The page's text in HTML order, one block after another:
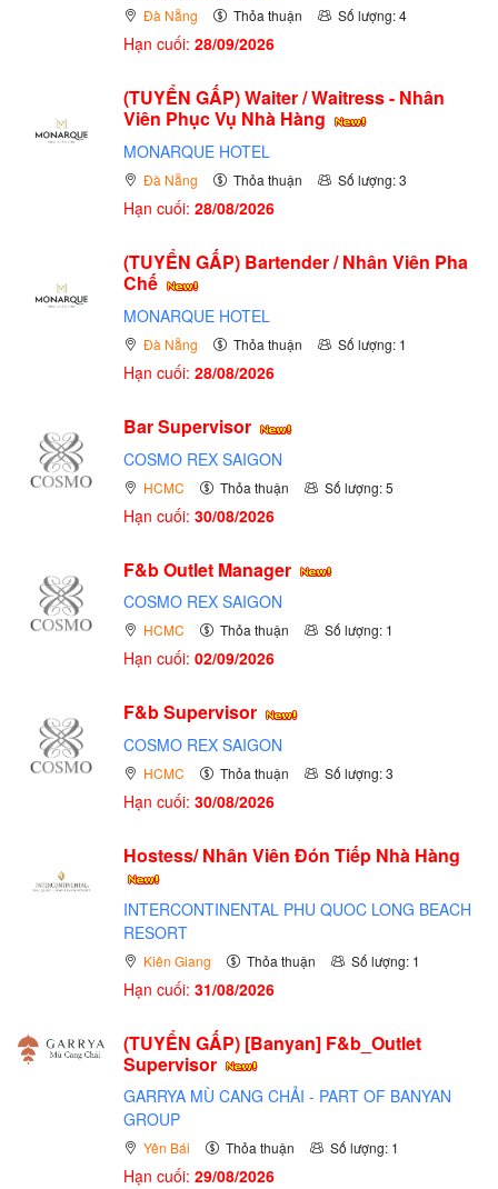
Đà Nẵng Thỏa thuận Số lượng: 4
Hạn cuối: 28/09/2026
(TUYỂN GẤP)Waiter / Waitress - Nhân
Viên Phục Vụ Nhà Hàng
MONARQUE HOTEL
Đà Nẵng Thỏa thuận Số lượng: 3
Hạn cuối: 28/08/2026
(TUYỂN GẤP) Bartender / Nhân Viên Pha
Chế
MONARQUE HOTEL
Đà Nẵng Thỏa thuận Số lượng: 1
Hạn cuối: 28/08/2026
Bar Supervisor
COSMO REX SAIGON
HCMC Thỏa thuận Số lượng: 5
Hạn cuối: 30/08/2026
F&b Outlet Manager
COSMO REX SAIGON
HCMC Thỏa thuận Số lượng: 1
Hạn cuối: 02/09/2026
F&b Supervisor
COSMO REX SAIGON
HCMC Thỏa thuận Số lượng: 3
Hạn cuối: 30/08/2026
Hostess/ Nhân Viên Đón Tiếp Nhà Hàng
INTERCONTINENTAL PHU QUOC LONG BEACH
RESORT
Kiên Giang Thỏa thuận Số lượng: 1
Hạn cuối: 31/08/2026
(TUYỂN GẤP) [Banyan] F&b_Outlet
Supervisor
GARRYA MÙ CANG CHẢI - PART OF BANYAN
GROUP
Yên Bái Thỏa thuận Số lượng: 1
Hạn cuối: 29/08/2026